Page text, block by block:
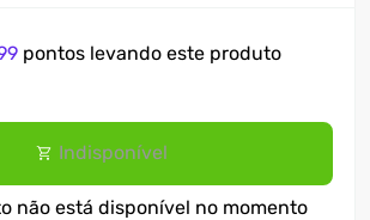
pontos levando este produto
Indisponível
não está disponível no momento